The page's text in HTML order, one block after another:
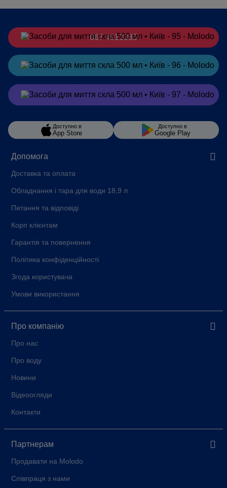
Допомога
Доставка та оплата
Обладнання і тара для води 18,9 л
Питання та відповіді
Корп клієнтам
Гарантія та повернення
Політика конфіденційності
Згода користувача
Умови використання
Про компанію
Про нас
Про воду
Новини
Відеоогляди
Контакти
Партнерам
Продавати на Molodo
Співпраця з нами
067 4913385
Замовитив Telegram
Замовитив Viber
Доступно в
App Store
Доступно в
Google Play